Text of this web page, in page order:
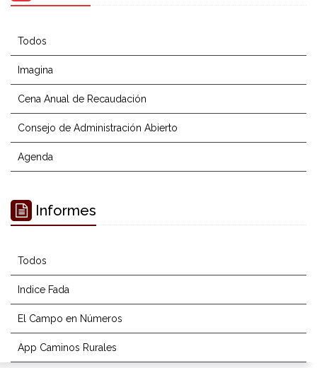
Todos
Imagina
Cena Anual de Recaudación
Consejo de Administración Abierto
Agenda
Informes
Todos
Indice Fada
El Campo en Números
App Caminos Rurales